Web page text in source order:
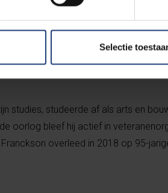
Selectie
door de bezetter gearresteerd. Hij
oud, nam alleen de leiding over
studies, studeerde af als arts en
oorlog bleef hij actief in
overleed in 2018 op 95-